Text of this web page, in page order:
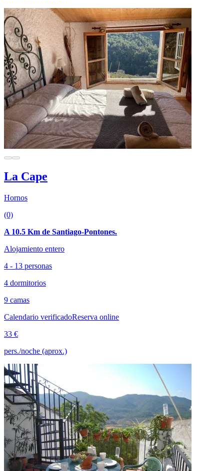
La Cape
Hornos
(0)
A 10.5 Km de Santiago-Pontones.
Alojamiento entero
4 - 13 personas
4 dormitorios
9 camas
Calendario verificadoReserva online
33 €
pers./noche (aprox.)